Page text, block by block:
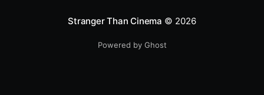
Stranger Than Cinema © 2026
Powered by Ghost